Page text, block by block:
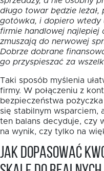
długo towar będzie
gotówka, i dopiero wtedy
firmie handlowej najlepiej
zmuszają do nerwowej
Dobrze dobrane
go przyspieszać za
Taki sposób myślenia
firmy. W połączeniu z
bezpieczeństwa
się stabilnym wsparciem,
ten balans decyduje, czy
na wynik, czy tylko na
Jak dopasować